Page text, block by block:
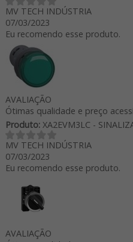
MV TECH INDÚSTRIA
07/03/2023
Eu recomendo esse produto.
AVALIAÇÃO
Ótimas qualidade e preço
Produto:XA2EVM3LC -
MV TECH INDÚSTRIA
07/03/2023
Eu recomendo esse produto.
AVALIAÇÃO